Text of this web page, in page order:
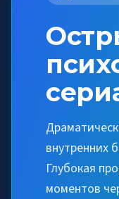
внутренних
Глубокая
моментов